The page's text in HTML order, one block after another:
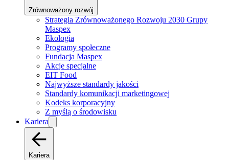
Zrównoważony rozwój
Strategia Zrównoważonego Rozwoju 2030 Grupy
Maspex
Ekologia
Programy społeczne
Fundacja Maspex
Akcje specjalne
EIT Food
Najwyższe standardy jakości
Standardy komunikacji marketingowej
Kodeks korporacyjny
Z myślą o środowisku
Kariera
Kariera